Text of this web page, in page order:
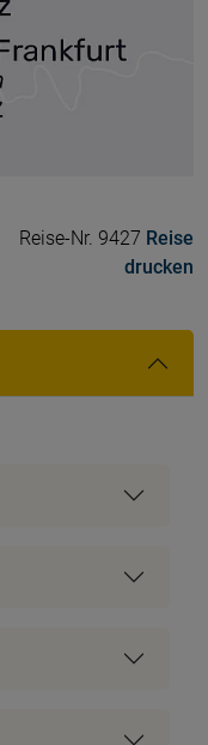
Reise-Nr. 9427 Reise
drucken